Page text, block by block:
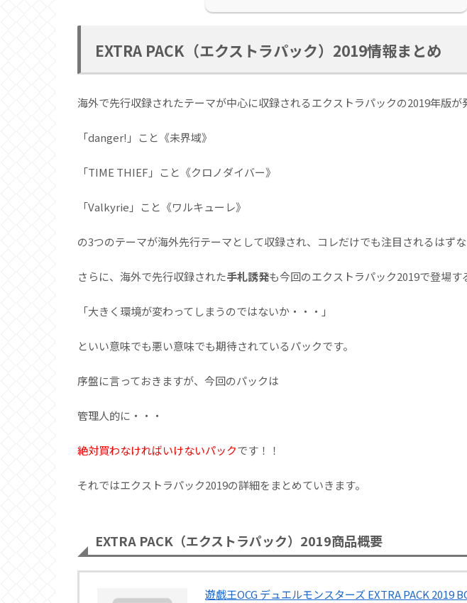
EXTRA PACK（エクストラパック）2019情報まとめ
海外で先行収録されたテーマが中心に収録されるエクストラパックの2019年版が
「danger!」こと《未界域》
「TIME THIEF」こと《クロノダイバー》
「Valkyrie」こと《ワルキューレ》
の3つのテーマが海外先行テーマとして収録され、コレだけでも注目されるはずな
さらに、海外で先行収録された手札誘発も今回のエクストラパック2019で登場す
「大きく環境が変わってしまうのではないか・・・」
といい意味でも悪い意味でも期待されているパックです。
序盤に言っておきますが、今回のパックは
管理人的に・・・
絶対買わなければいけないパックです！！
それではエクストラパック2019の詳細をまとめていきます。
EXTRA PACK（エクストラパック）2019商品概要
遊戯王OCG デュエルモンスターズ EXTRA PACK 2019